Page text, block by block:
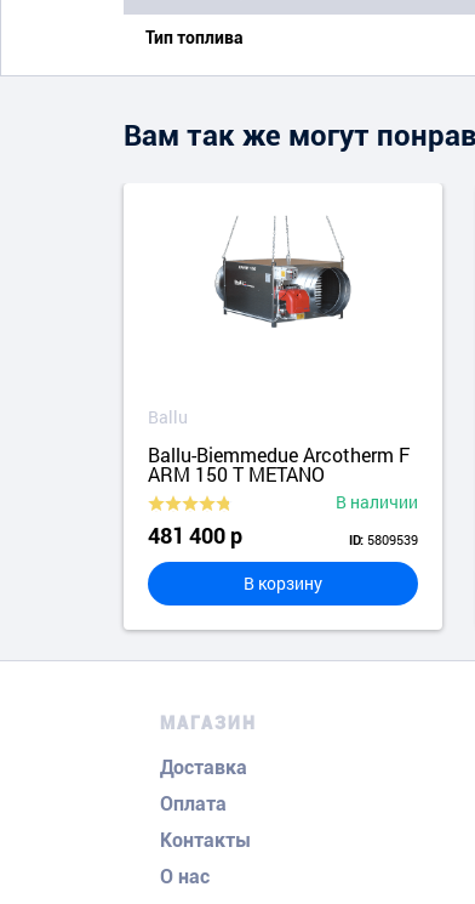
Тип топлива
Вам так же могут
Ballu
Ballu-Biemmedue Arcotherm F
ARM 150 T METANO
В наличии
481 400 р ID: 5809539
В корзину
МАГАЗИН
Доставка
Оплата
Контакты
О нас